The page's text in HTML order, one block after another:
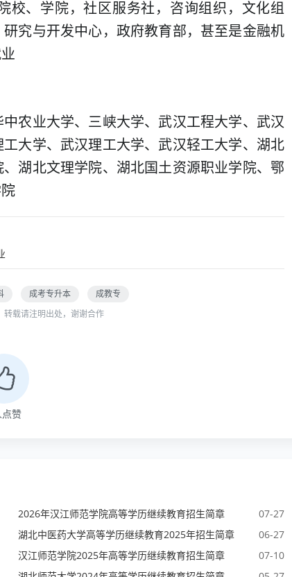
校、学院，社区服务社，咨询组织，文化组
究与开发中心，政府教育部，甚至是金融机
农业大学、三峡大学、武汉工程大学、武汉
大学、武汉理工大学、武汉轻工大学、湖北
湖北文理学院、湖北国土资源职业学院、鄂
成考专升本
成教专
转载请注明出处，谢谢合作
点赞
07-27
2026年汉江师范学院高等学历继续教育招生简章
06-27
湖北中医药大学高等学历继续教育2025年招生简章
07-10
汉江师范学院2025年高等学历继续教育招生简章